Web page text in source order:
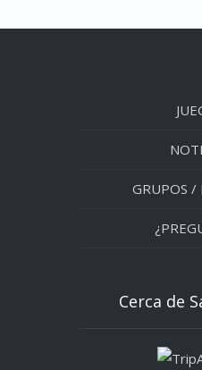
GRUPOS /
Cerca de